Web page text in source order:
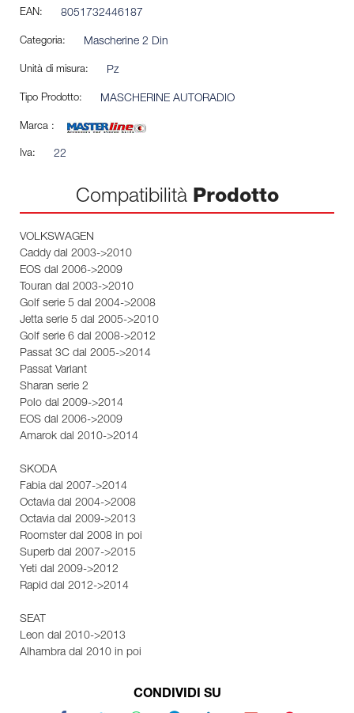
EAN: 8051732446187
Categoria: Mascherine 2 Din
Unità di misura: Pz
Tipo Prodotto: MASCHERINE AUTORADIO
Marca :
Iva: 22
Compatibilità Prodotto
VOLKSWAGEN
Caddy dal 2003->2010
EOS dal 2006->2009
Touran dal 2003->2010
Golf serie 5 dal 2004->2008
Jetta serie 5 dal 2005->2010
Golf serie 6 dal 2008->2012
Passat 3C dal 2005->2014
Passat Variant
Sharan serie 2
Polo dal 2009->2014
EOS dal 2006->2009
Amarok dal 2010->2014
SKODA
Fabia dal 2007->2014
Octavia dal 2004->2008
Octavia dal 2009->2013
Roomster dal 2008 in poi
Superb dal 2007->2015
Yeti dal 2009->2012
Rapid dal 2012->2014
SEAT
Leon dal 2010->2013
Alhambra dal 2010 in poi
CONDIVIDI SU